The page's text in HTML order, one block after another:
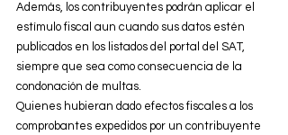
Además, los contribuyentes podrán aplicar el
estímulo fiscal aun cuando sus datos estén
publicados en los listados del portal del SAT,
siempre que sea como consecuencia de la
condonación de multas.
Quienes hubieran dado efectos fiscales a los
comprobantes expedidos por un contribuyente